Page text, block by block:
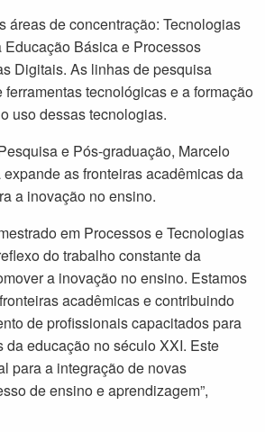
áreas de concentração: Tecnologias
Básica e Processos
Digitais. As linhas de pesquisa
tecnológicas e a formação
uso dessas tecnologias.
e Pós-graduação, Marcelo
as fronteiras acadêmicas da
a inovação no ensino.
em Processos e Tecnologias
do trabalho constante da
a inovação no ensino. Estamos
acadêmicas e contribuindo
de profissionais capacitados para
da educação no século XXI. Este
para a integração de novas
de ensino e aprendizagem”,